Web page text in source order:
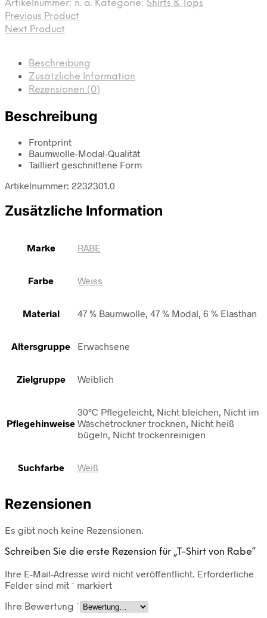
Artikelnummer: n. a. Kategorie: Shirts & Tops
Previous Product
Next Product
Beschreibung
Zusätzliche Information
Rezensionen (0)
Beschreibung
Frontprint
Baumwolle-Modal-Qualität
Tailliert geschnittene Form
Artikelnummer: 2232301.0
Zusätzliche Information
Marke RABE
Farbe Weiss
Material 47 % Baumwolle, 47 % Modal, 6 % Elasthan
Altersgruppe Erwachsene
Zielgruppe Weiblich
Pflegehinweise
30°C Pflegeleicht, Nicht bleichen, Nicht im
Wäschetrockner trocknen, Nicht heiß
bügeln, Nicht trockenreinigen
Suchfarbe Weiß
Rezensionen
Es gibt noch keine Rezensionen.
Schreiben Sie die erste Rezension für „T-Shirt von Rabe“
Ihre E-Mail-Adresse wird nicht veröffentlicht. Erforderliche
Felder sind mit * markiert
Ihre Bewertung *